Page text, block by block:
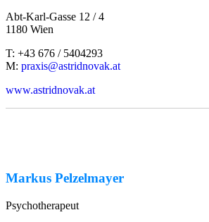
Abt-Karl-Gasse 12 / 4
1180 Wien
T: +43 676 / 5404293
M: praxis@astridnovak.at
www.astridnovak.at
Markus Pelzelmayer
Psychotherapeut